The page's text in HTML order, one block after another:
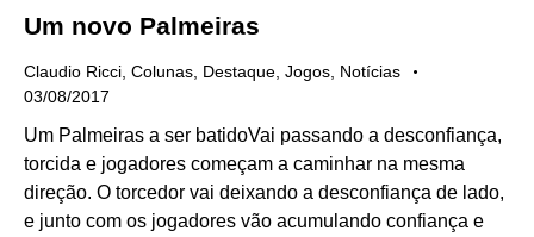
Um novo Palmeiras
Claudio Ricci Colunas Destaque Jogos Notícias
03/08/2017
Um Palmeiras a ser batidoVai passando a desconfiança,
torcida e jogadores começam a caminhar na mesma
direção. O torcedor vai deixando a desconfiança de lado,
e junto com os jogadores vão acumulando confiança e